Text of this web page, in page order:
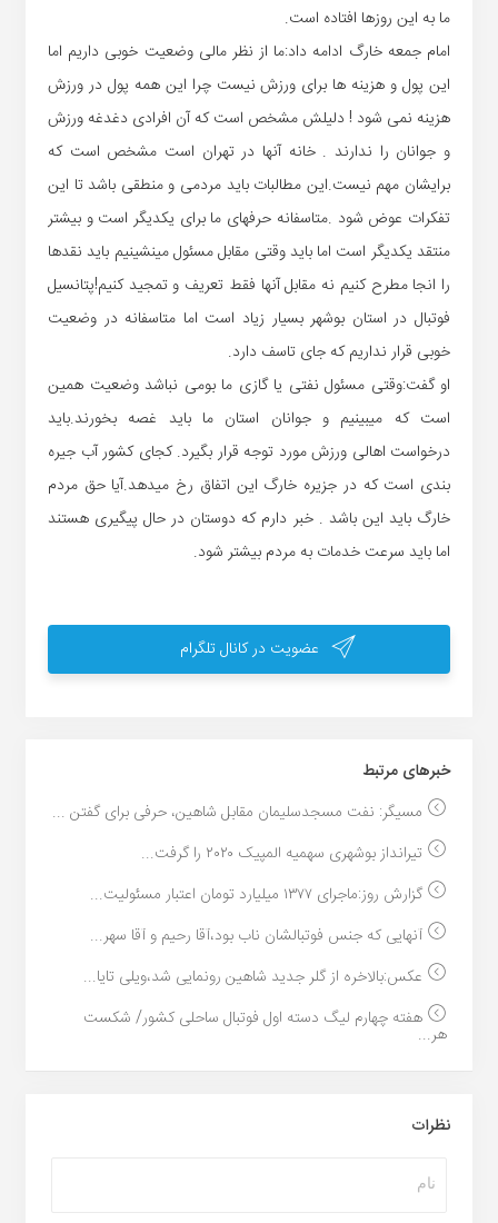
ما به این روزها افتاده است.
امام جمعه خارگ ادامه داد:ما از نظر مالی وضعیت خوبی داریم اما
این پول و هزینه ها برای ورزش نیست چرا این همه پول در ورزش
هزینه نمی شود ! دلیلش مشخص است که آن افرادی دغدغه ورزش
و جوانان را ندارند . خانه آنها در تهران است مشخص است که
برایشان مهم نیست.این مطالبات باید مردمی و منطقی باشد تا این
تفکرات عوض شود .متاسفانه حرفهای ما برای یکدیگر است و بیشتر
منتقد یکدیگر است اما باید وقتی مقابل مسئول مینشینیم باید نقدها
را انجا مطرح کنیم نه مقابل آنها فقط تعریف و تمجید کنیم!پتانسیل
فوتبال در استان بوشهر بسیار زیاد است اما متاسفانه در وضعیت
خوبی قرار نداریم که جای تاسف دارد.
او گفت:وقتی مسئول نفتی یا گازی ما بومی نباشد وضعیت همین
است که میبینیم و جوانان استان ما باید غصه بخورند.باید
درخواست اهالی ورزش مورد توجه قرار بگیرد. کجای کشور آب جیره
بندی است که در جزیره خارگ این اتفاق رخ میدهد.آیا حق مردم
خارگ باید این باشد . خبر دارم که دوستان در حال پیگیری هستند
اما باید سرعت خدمات به مردم بیشتر شود.
عضویت در کانال تلگرام
خبر‌های مرتبط
مسیگر: نفت مسجدسلیمان مقابل شاهین، حرفی برای گفتن ...
تیرانداز بوشهری سهمیه المپیک ۲۰۲۰ را گرفت...
گزارش روز:ماجرای ۱۳۷۷ میلیارد تومان اعتبار مسئولیت...
آنهایی که جنس فوتبالشان ناب بود،آقا رحیم و آقا سهر...
عکس:بالاخره از گلر جدید شاهین رونمایی شد،ویلی تایا...
هفته چهارم لیگ دسته اول فوتبال ساحلی کشور/ شکست
هر...
نظرات